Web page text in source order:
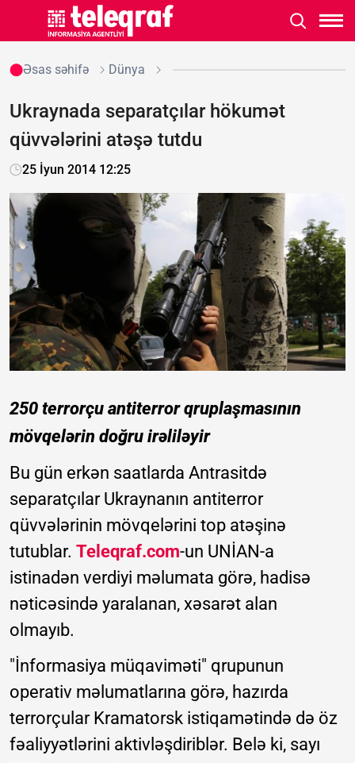
Əsas səhifə Dünya
Ukraynada separatçılar hökumət
qüvvələrini atəşə tutdu
25 İyun 2014 12:25
250 terrorçu antiterror qruplaşmasının
mövqelərin doğru irəliləyir
Bu gün erkən saatlarda Antrasitdə
separatçılar Ukraynanın antiterror
qüvvələrinin mövqelərini top atəşinə
tutublar. Teleqraf.com-un UNİAN-a
istinadən verdiyi məlumata görə, hadisə
nəticəsində yaralanan, xəsarət alan
olmayıb.
"İnformasiya müqaviməti" qrupunun
operativ məlumatlarına görə, hazırda
terrorçular Kramatorsk istiqamətində də öz
fəaliyyətlərini aktivləşdiriblər. Belə ki, sayı